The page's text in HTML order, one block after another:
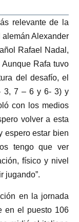
relevante de la
alemán Alexander
Rafael Nadal,
Rafa tuvo
del desafío, el
3, 7 – 6 y 6- 3) y
con los medios
volver a esta
espero estar bien
tengo que ver
físico y nivel
jugando”.
en la jornada
en el puesto 106